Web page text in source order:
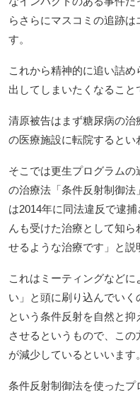
らさらにマスコミの追跡
す。
これから精神的に追い詰
出してしまいたくなること
清原被告はまず糖尿病の
の医療施設に転院するとい
そこでは更生プログラム
の治療法「条件反射制御
は2014年に同法違反で逮
んも受けた治療として知
せるような治療です」と説
これはミーティングなど
い」と頭に刷り込んでいく
という条件反射を自然と
させるというもので、こ
が減少しているといいます。
条件反射制御法を使った